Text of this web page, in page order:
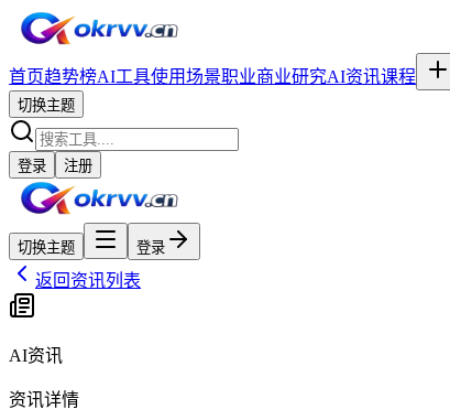
首页趋势榜AI工具使用场景职业商业研究AI资讯课程
切换主题
登录 注册
切换主题 登录
返回资讯列表
AI资讯
资讯详情